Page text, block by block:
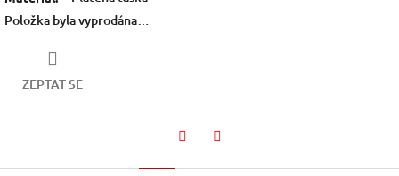
Položka byla vyprodána…
ZEPTAT SE